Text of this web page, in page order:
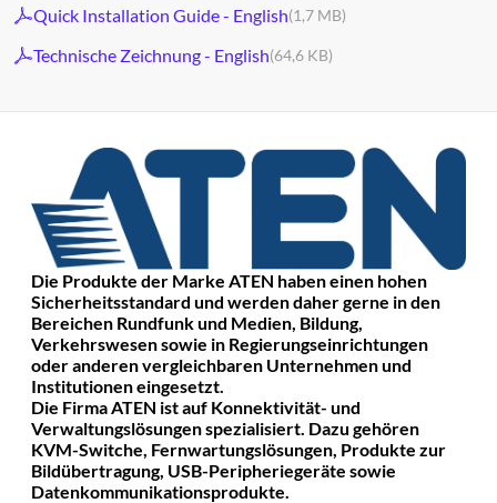
Quick Installation Guide - English(1,7 MB)
Technische Zeichnung - English(64,6 KB)
Die Produkte der Marke ATEN haben einen hohen
Sicherheitsstandard und werden daher gerne in den
Bereichen Rundfunk und Medien, Bildung,
Verkehrswesen sowie in Regierungseinrichtungen
oder anderen vergleichbaren Unternehmen und
Institutionen eingesetzt.
Die Firma ATEN ist auf Konnektivität- und
Verwaltungslösungen spezialisiert. Dazu gehören
KVM-Switche, Fernwartungslösungen, Produkte zur
Bildübertragung, USB-Peripheriegeräte sowie
Datenkommunikationsprodukte.